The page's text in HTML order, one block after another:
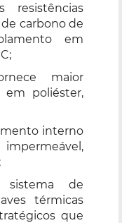
carbono de
em
maior
em poliéster,
interno
de
térmicas
que